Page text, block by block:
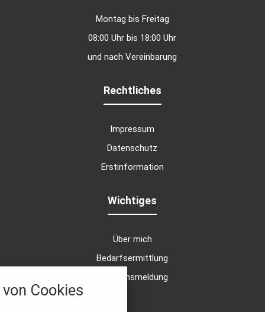
Montag bis Freitag
08:00 Uhr bis 18:00 Uhr
und nach Vereinbarung
Rechtliches
Impressum
Datenschutz
Erstinformation
Wichtiges
Über mich
Bedarfsermittlung
Schadensmeldung
Cookies
alle verwendeten Cookies und